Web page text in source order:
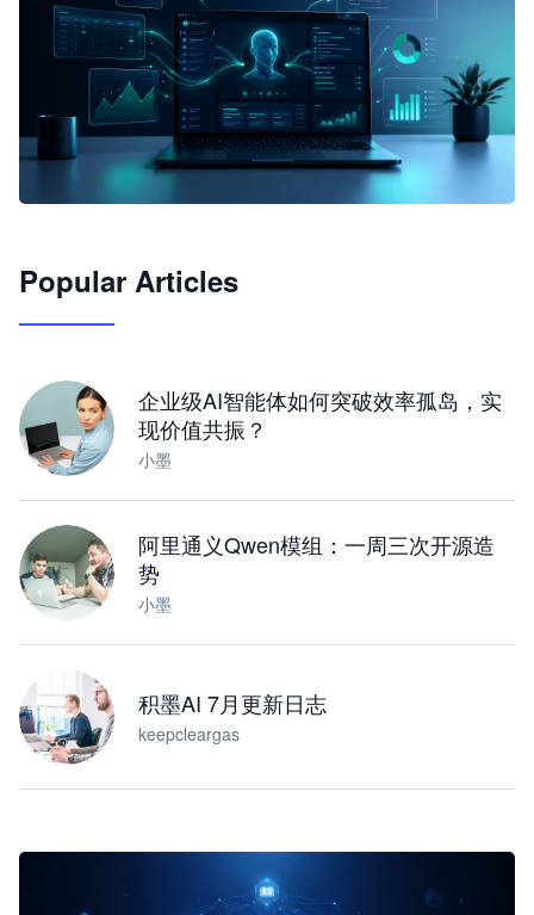
JimoClaw 桌面 AI Agent 工作台
Popular Articles
企业级AI智能体如何突破效率孤岛，实
现价值共振？
小墨
阿里通义Qwen模组：一周三次开源造
势
小墨
积墨AI 7月更新日志
keepcleargas